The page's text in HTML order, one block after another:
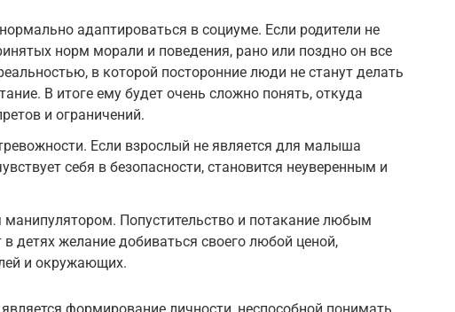
адаптироваться в социуме. Если родители не
норм морали и поведения, рано или поздно он все
в которой посторонние люди не станут делать
В итоге ему будет очень сложно понять, откуда
и ограничений.
Если взрослый не является для малыша
себя в безопасности, становится неуверенным и
манипулятором. Попустительство и потакание любым
детях желание добиваться своего любой ценой,
и окружающих.